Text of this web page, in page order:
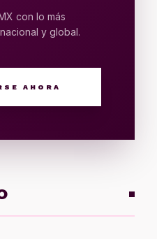
con lo más
y global.
AHORA